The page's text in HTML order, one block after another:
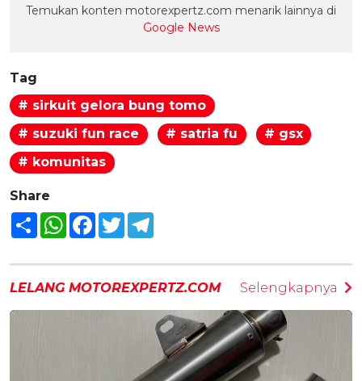
Temukan konten motorexpertz.com menarik lainnya di
Google News
Tag
# sirkuit gelora bung tomo
# suzuki fun race
# satria fu
# gsx
# komunitas
Share
Share WhatsAppFacebook
Twitter
LELANG MOTOREXPERTZ.COM Selengkapnya